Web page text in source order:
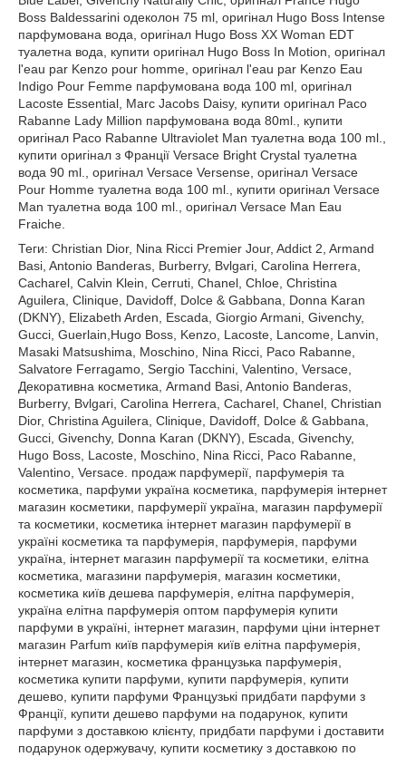
Boss Baldessarini одеколон 75 ml, оригінал Hugo Boss Intense
парфумована вода, оригінал Hugo Boss XX Woman EDT
туалетна вода, купити оригінал Hugo Boss In Motion, оригінал
l'eau par Kenzo pour homme, оригінал l'eau par Kenzo Eau
Indigo Pour Femme парфумована вода 100 ml, оригінал
Lacoste Essential, Marc Jacobs Daisy, купити оригінал Paco
Rabanne Lady Million парфумована вода 80ml., купити
оригінал Paco Rabanne Ultraviolet Man туалетна вода 100 ml.,
купити оригінал з Франції Versace Bright Crystal туалетна
вода 90 ml., оригінал Versace Versense, оригінал Versace
Pour Homme туалетна вода 100 ml., купити оригінал Versace
Man туалетна вода 100 ml., оригінал Versace Man Eau
Fraiche.
Теги: Christian Dior, Nina Ricci Premier Jour, Addict 2, Armand
Basi, Antonio Banderas, Burberry, Bvlgari, Carolina Herrera,
Cacharel, Calvin Klein, Cerruti, Chanel, Chloe, Christina
Aguilera, Clinique, Davidoff, Dolce & Gabbana, Donna Karan
(DKNY), Elizabeth Arden, Escada, Giorgio Armani, Givenchy,
Gucci, Guerlain,Hugo Boss, Kenzo, Lacoste, Lancome, Lanvin,
Masaki Matsushima, Moschino, Nina Ricci, Paco Rabanne,
Salvatore Ferragamo, Sergio Tacchini, Valentino, Versace,
Декоративна косметика, Armand Basi, Antonio Banderas,
Burberry, Bvlgari, Carolina Herrera, Cacharel, Chanel, Christian
Dior, Christina Aguilera, Clinique, Davidoff, Dolce & Gabbana,
Gucci, Givenchy, Donna Karan (DKNY), Escada, Givenchy,
Hugo Boss, Lacoste, Moschino, Nina Ricci, Paco Rabanne,
Valentino, Versace. продаж парфумерії, парфумерія та
косметика, парфуми україна косметика, парфумерія інтернет
магазин косметики, парфумерії україна, магазин парфумерії
та косметики, косметика інтернет магазин парфумерії в
україні косметика та парфумерія, парфумерія, парфуми
україна, інтернет магазин парфумерії та косметики, елітна
косметика, магазини парфумерія, магазин косметики,
косметика київ дешева парфумерія, елітна парфумерія,
україна елітна парфумерія оптом парфумерія купити
парфуми в україні, інтернет магазин, парфуми ціни інтернет
магазин Parfum київ парфумерія київ елітна парфумерія,
інтернет магазин, косметика французька парфумерія,
косметика купити парфуми, купити парфумерія, купити
дешево, купити парфуми Французькі придбати парфуми з
Франції, купити дешево парфуми на подарунок, купити
парфуми з доставкою клієнту, придбати парфуми і доставити
подарунок одержувачу, купити косметику з доставкою по